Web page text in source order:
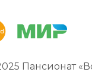
Пансионат